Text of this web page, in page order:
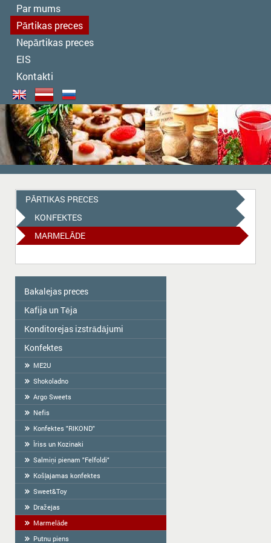
Par mums
Pārtikas preces
Nepārtikas preces
EIS
Kontakti
PĀRTIKAS PRECES
KONFEKTES
MARMELĀDE
Bakalejas preces
Colavita
Eļļa
Garšvielas
Sausās brokastis
Tortilla
Milti
Ciete, ķīselis, želeja
Kafija un Tēja
Tēja
KAFIJA
Konditorejas izstrādājumi
Ražots Latvijā roku darbs
Fasēti cepumi
Sveramie cepumi
Krekers
Prjaņiki
Salmiņi
Vafeles
Halva
BARANKAS
Konfektes
ME2U
Shokoladno
Argo Sweets
Nefis
Konfektes "RIKOND"
Īriss un Kozinaki
Salmiņi pienam "Felfoldi"
Košļajamas konfektes
Sweet&Toy
Dražejas
Marmelāde
Putnu piens